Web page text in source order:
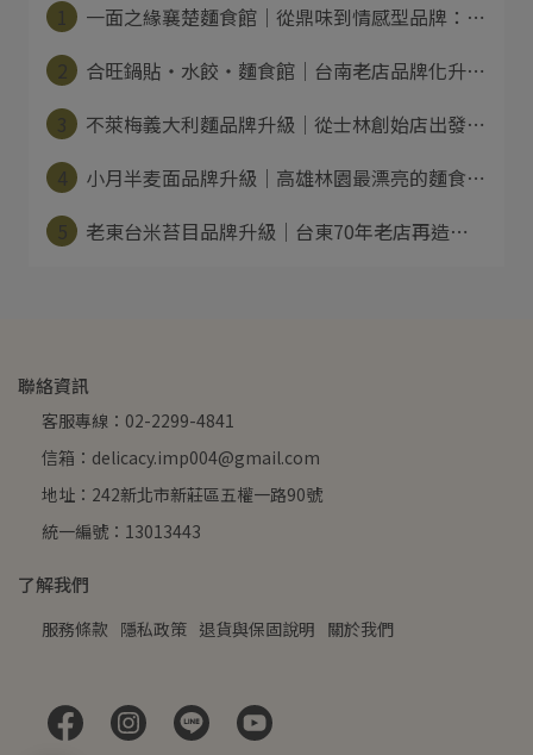
一面之緣襄楚麵食館｜從鼎味到情感型品牌：⋯
合旺鍋貼・水餃・麵食館｜台南老店品牌化升⋯
不萊梅義大利麵品牌升級｜從士林創始店出發⋯
小月半麦面品牌升級｜高雄林園最漂亮的麵食⋯
老東台米苔目品牌升級｜台東70年老店再造⋯
聯絡資訊
客服專線：02-2299-4841
信箱：delicacy.imp004@gmail.com
地址：242新北市新莊區五權一路90號
統一編號：13013443
了解我們
服務條款 隱私政策 退貨與保固說明 關於我們